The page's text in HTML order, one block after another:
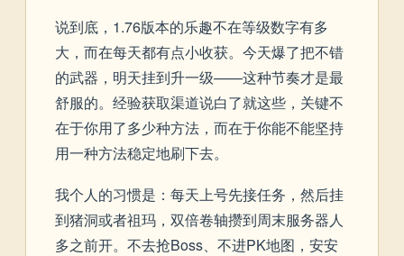
说到底，1.76版本的乐趣不在等级数字有多
大，而在每天都有点小收获。今天爆了把不错
的武器，明天挂到升一级——这种节奏才是最
舒服的。经验获取渠道说白了就这些，关键不
在于你用了多少种方法，而在于你能不能坚持
用一种方法稳定地刷下去。
我个人的习惯是：每天上号先接任务，然后挂
到猪洞或者祖玛，双倍卷轴攒到周末服务器人
多之前开。不去抢Boss、不进PK地图，安安